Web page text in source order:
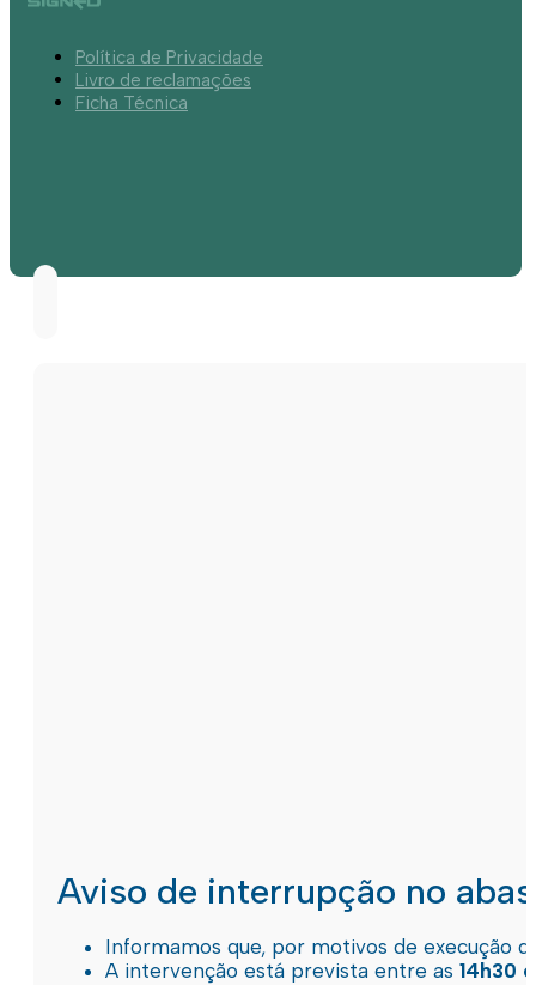
Política de Privacidade
Livro de reclamações
Ficha Técnica
Aviso de interrupção no
Informamos que, por motivos de execução
A intervenção está prevista entre as 14h30